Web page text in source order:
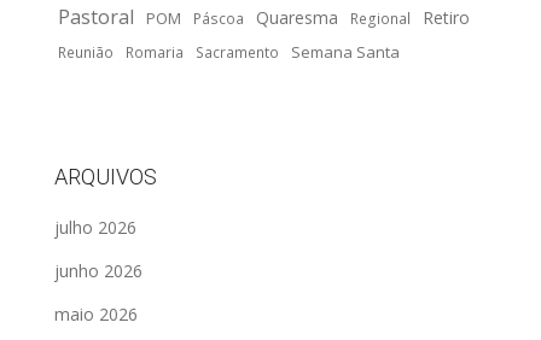
Pastoral
POM Páscoa Quaresma Regional Retiro
Reunião Romaria Sacramento Semana Santa
ARQUIVOS
julho 2026
junho 2026
maio 2026